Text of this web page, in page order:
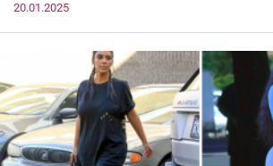
20.01.2025